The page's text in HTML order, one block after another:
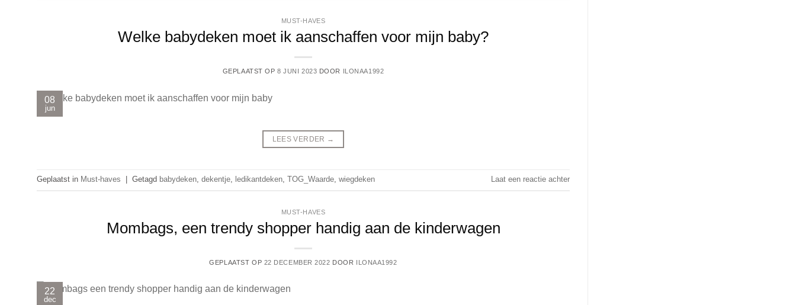
MUST-HAVES
Welke babydeken moet ik aanschaffen voor mijn baby?
GEPLAATST OP8 JUNI 2023 DOOR ILONAA1992
08
jun
LEES VERDER →
Geplaatst in Must-haves Getagd babydeken dekentje ledikantdeken TOG_Waarde wiegdeken Laat een reactie achter
MUST-HAVES
Mombags, een trendy shopper handig aan de kinderwagen
GEPLAATST OP 22 DECEMBER 2022 DOOR ILONAA1992
22
dec